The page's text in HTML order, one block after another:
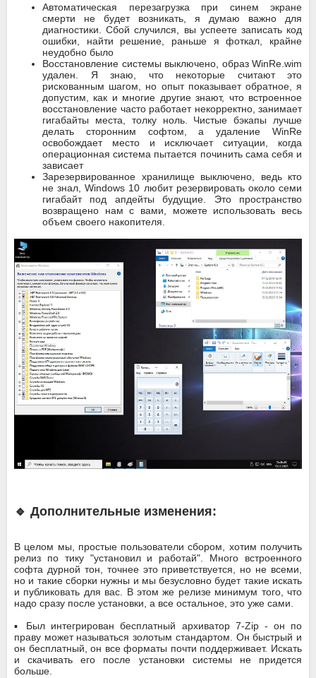
Автоматическая перезагрузка при синем экране
смерти не будет возникать, я думаю важно для
диагностики. Сбой случился, вы успеете записать код
ошибки, найти решение, раньше я фоткал, крайне
неудобно было
Восстановление системы выключено, образ WinRe.wim
удален. Я знаю, что некоторые считают это
рискованным шагом, но опыт показывает обратное, я
допустим, как и многие другие знают, что встроенное
восстановление часто работает некорректно, занимает
гигабайты места, толку ноль. Чистые бэкапы лучше
делать сторонним софтом, а удаление WinRe
освобождает место и исключает ситуации, когда
операционная система пытается починить сама себя и
зависает
Зарезервированное хранилище выключено, ведь кто
не знал, Windows 10 любит резервировать около семи
гигабайт под апдейты будущие. Это пространство
возвращено нам с вами, можете использовать весь
объем своего накопителя.
🔹 Дополнительные изменения:
В целом мы, простые пользователи сбором, хотим получить
релиз по тику "установил и работай". Много встроенного
софта дурной тон, точнее это приветствуется, но не всеми,
но и такие сборки нужны и мы безусловно будет такие искать
и публиковать для вас. В этом же релизе минимум того, что
надо сразу после установки, а все остальное, это уже сами.
▪️ Был интегрирован бесплатный архиватор 7-Zip - он по
праву может называться золотым стандартом. Он быстрый и
он бесплатный, он все форматы почти поддерживает. Искать
и скачивать его после установки системы не придется
больше.